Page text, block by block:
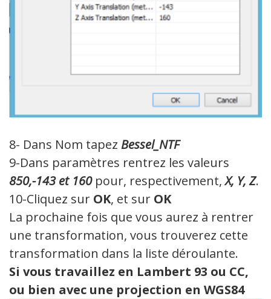
8- Dans Nom tapez Bessel_NTF
9-Dans paramètres rentrez les valeurs
850,-143 et 160pour, respectivement,X, Y, Z.
10-Cliquez sur OK, et sur OK
La prochaine fois que vous aurez à rentrer
une transformation, vous trouverez cette
transformation dans la liste déroulante.
Si vous travaillez en Lambert 93 ou CC,
ou bien avec une projection en WGS84